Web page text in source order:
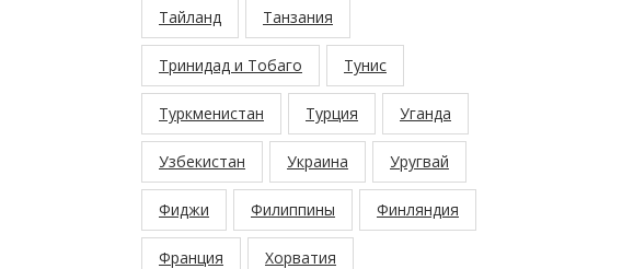
Тайланд Танзания
Тринидад и Тобаго Тунис
Туркменистан Турция Уганда
Узбекистан Украина Уругвай
Фиджи Филиппины Финляндия
Франция Хорватия